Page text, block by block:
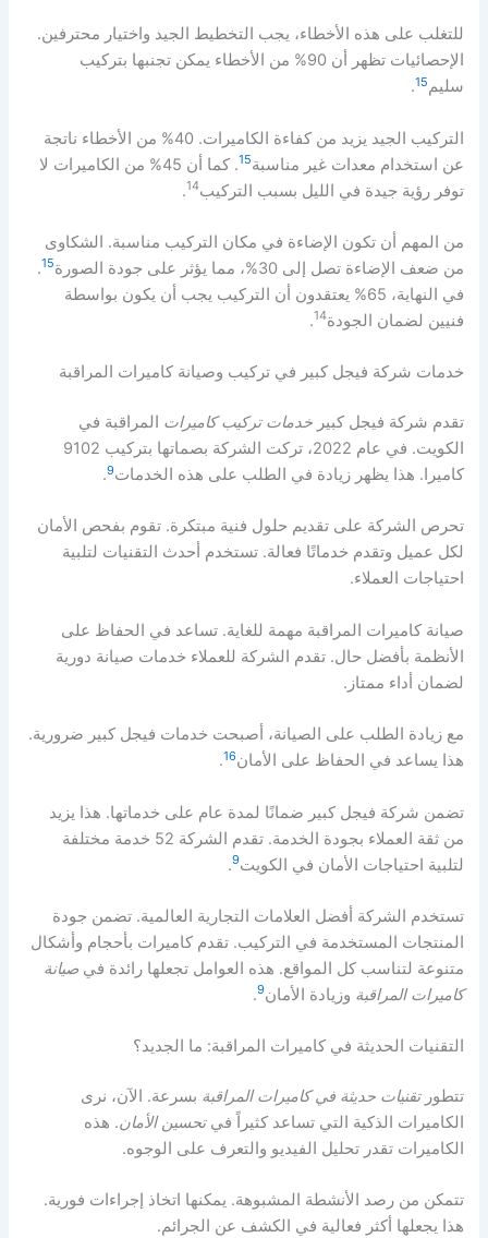
للتغلب على هذه الأخطاء، يجب التخطيط الجيد واختيار محترفين.
الإحصائيات تظهر أن 90% من الأخطاء يمكن تجنبها بتركيب
سليم15
.
التركيب الجيد يزيد من كفاءة الكاميرات. 40% من الأخطاء ناتجة
عن استخدام معدات غير مناسبة15
. كما أن 45% من الكاميرات لا
توفر رؤية جيدة في الليل بسبب التركيب14
.
من المهم أن تكون الإضاءة في مكان التركيب مناسبة. الشكاوى
من ضعف الإضاءة تصل إلى 30%، مما يؤثر على جودة الصورة
15
.
في النهاية، 65% يعتقدون أن التركيب يجب أن يكون بواسطة
فنيين لضمان الجودة14
.
خدمات شركة فيجل كبير في تركيب وصيانة كاميرات المراقبة
تقدم شركة فيجل كبيرخدمات تركيب كاميرات المراقبة في
الكويت. في عام 2022، تركت الشركة بصماتها بتركيب 9102
كاميرا. هذا يظهر زيادة في الطلب على هذه الخدمات9
.
تحرص الشركة على تقديم حلول فنية مبتكرة. تقوم بفحص الأمان
لكل عميل وتقدم خدماتًا فعالة. تستخدم أحدث التقنيات لتلبية
احتياجات العملاء.
صيانة كاميرات المراقبة مهمة للغاية. تساعد في الحفاظ على
الأنظمة بأفضل حال. تقدم الشركة للعملاء خدمات صيانة دورية
لضمان أداء ممتاز.
مع زيادة الطلب على الصيانة، أصبحت خدمات فيجل كبير ضرورية.
هذا يساعد في الحفاظ على الأمان16
.
تضمن شركة فيجل كبير ضمانًا لمدة عام على خدماتها. هذا يزيد
من ثقة العملاء بجودة الخدمة. تقدم الشركة 52 خدمة مختلفة
لتلبية احتياجات الأمان في الكويت9
.
تستخدم الشركة أفضل العلامات التجارية العالمية. تضمن جودة
المنتجات المستخدمة في التركيب. تقدم كاميرات بأحجام وأشكال
متنوعة لتناسب كل المواقع. هذه العوامل تجعلها رائدة فيصيانة
كاميرات المراقبة وزيادة الأمان9
.
التقنيات الحديثة في كاميرات المراقبة: ما الجديد؟
تتطورتقنيات حديثة في كاميرات المراقبة بسرعة. الآن، نرى
الكاميرات الذكية التي تساعد كثيراً فيتحسين الأمان. هذه
الكاميرات تقدر تحليل الفيديو والتعرف على الوجوه.
تتمكن من رصد الأنشطة المشبوهة. يمكنها اتخاذ إجراءات فورية.
هذا يجعلها أكثر فعالية في الكشف عن الجرائم.